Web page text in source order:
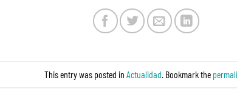
This entry was posted inActualidad . Bookmark the